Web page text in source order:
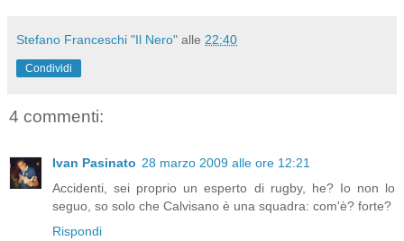
Stefano Franceschi "Il Nero" alle 22:40
Condividi
4 commenti:
Ivan Pasinato 28 marzo 2009 alle ore 12:21
Accidenti, sei proprio un esperto di rugby, he? Io non lo
seguo, so solo che Calvisano è una squadra: com'è? forte?
Rispondi